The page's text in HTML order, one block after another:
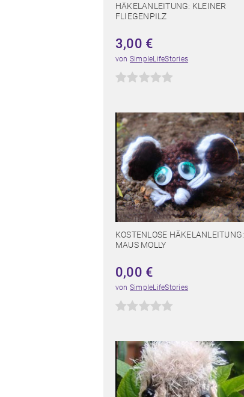
HÄKELANLEITUNG: KLEINER
FLIEGENPILZ
3,00 €
von SimpleLifeStories
KOSTENLOSE HÄKELANLEITUNG:
MAUS MOLLY
0,00 €
von SimpleLifeStories